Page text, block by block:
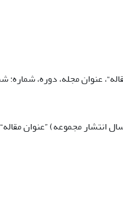
عنوان مجله، دوره، شماره:
انتشار مجموعه) ”عنوان